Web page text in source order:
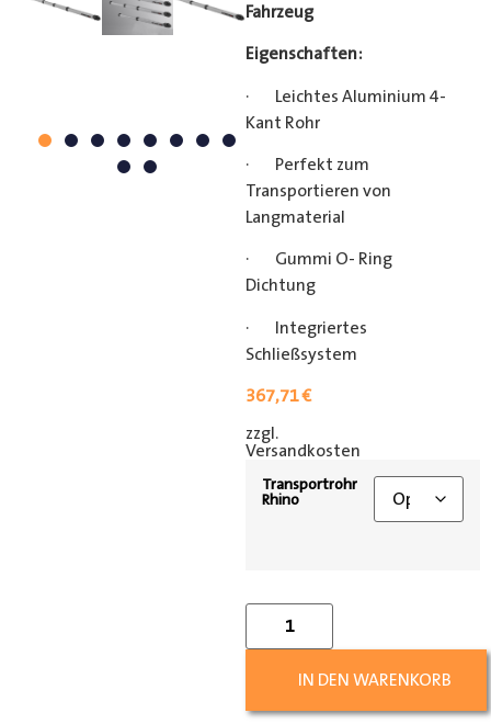
Fahrzeug
Eigenschaften:
· Leichtes Aluminium 4-
Kant Rohr
· Perfekt zum
Transportieren von
Langmaterial
· Gummi O- Ring
Dichtung
· Integriertes
Schließsystem
367,71€
zzgl.
Versandkosten
Transportrohr
Rhino
IN DEN WARENKORB